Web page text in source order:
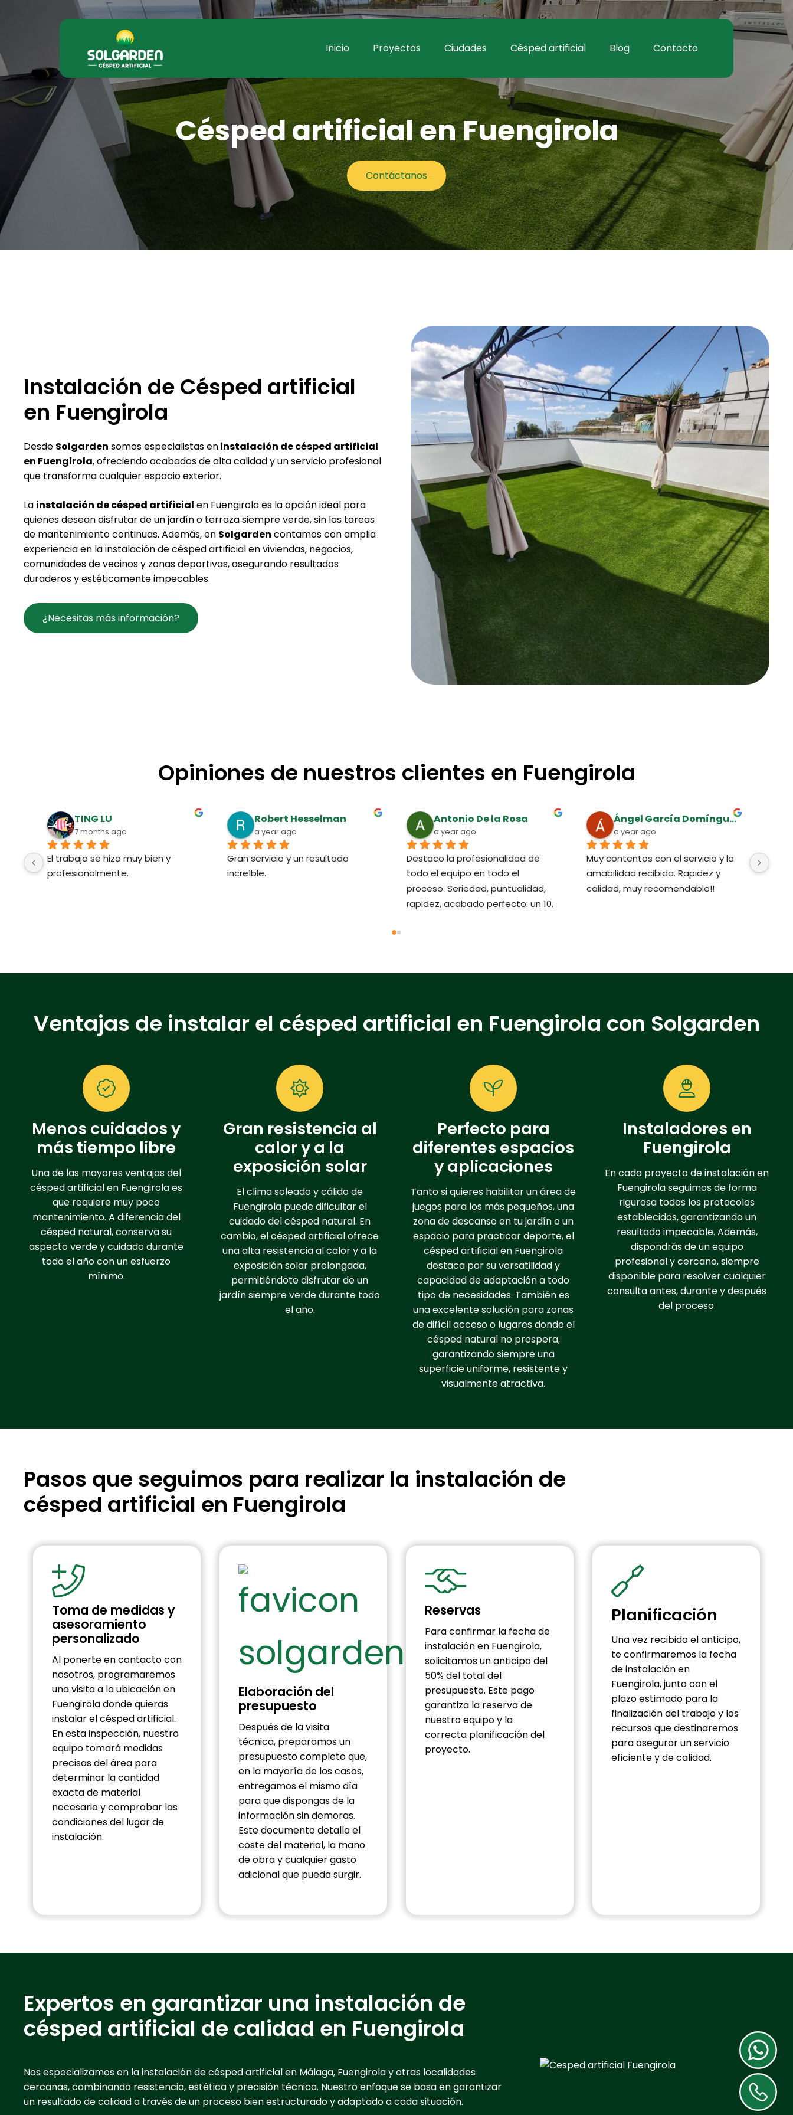
Inicio Proyectos Ciudades Césped artificial Blog Contacto
Césped artificial en Fuengirola
Contáctanos
Instalación de Césped artificial
en Fuengirola
Desde Solgarden somos especialistas eninstalación de césped artificial
en Fuengirola, ofreciendo acabados de alta calidad y un servicio profesional
que transforma cualquier espacio exterior.
La instalación de césped artificial en Fuengirola es la opción ideal para
quienes desean disfrutar de un jardín o terraza siempre verde, sin las tareas
de mantenimiento continuas. Además, en Solgarden contamos con amplia
experiencia en la instalación de césped artificial en viviendas, negocios,
comunidades de vecinos y zonas deportivas, asegurando resultados
duraderos y estéticamente impecables.
¿Necesitas más información?
Opiniones de nuestros clientes en Fuengirola
TING LU
7 months ago
El trabajo se hizo muy bien y
profesionalmente.
Robert Hesselman
a year ago
Gran servicio y un resultado
increíble.
Antonio De la Rosa
a year ago
Destaco la profesionalidad de
todo el equipo en todo el
proceso. Seriedad, puntualidad,
rapidez, acabado perfecto: un 10.
Ángel García Domínguez
a year ago
Muy contentos con el servicio y la
amabilidad recibida. Rapidez y
calidad, muy recomendable!!
Es
con
Ventajas de instalar el césped artificial en Fuengirola con Solgarden
Menos cuidados y
más tiempo libre
Una de las mayores ventajas del
césped artificial en Fuengirola es
que requiere muy poco
mantenimiento. A diferencia del
césped natural, conserva su
aspecto verde y cuidado durante
todo el año con un esfuerzo
mínimo.
Gran resistencia al
calor y a la
exposición solar
El clima soleado y cálido de
Fuengirola puede dificultar el
cuidado del césped natural. En
cambio, el césped artificial ofrece
una alta resistencia al calor y a la
exposición solar prolongada,
permitiéndote disfrutar de un
jardín siempre verde durante todo
el año.
Perfecto para
diferentes espacios
y aplicaciones
Tanto si quieres habilitar un área de
juegos para los más pequeños, una
zona de descanso en tu jardín o un
espacio para practicar deporte, el
césped artificial en Fuengirola
destaca por su versatilidad y
capacidad de adaptación a todo
tipo de necesidades. También es
una excelente solución para zonas
de difícil acceso o lugares donde el
césped natural no prospera,
garantizando siempre una
superficie uniforme, resistente y
visualmente atractiva.
Instaladores en
Fuengirola
En cada proyecto de instalación en
Fuengirola seguimos de forma
rigurosa todos los protocolos
establecidos, garantizando un
resultado impecable. Además,
dispondrás de un equipo
profesional y cercano, siempre
disponible para resolver cualquier
consulta antes, durante y después
del proceso.
Pasos que seguimos para realizar la instalación de
césped artificial en Fuengirola
Toma de medidas y
asesoramiento
personalizado
Al ponerte en contacto con
nosotros, programaremos
una visita a la ubicación en
Fuengirola donde quieras
instalar el césped artificial.
En esta inspección, nuestro
equipo tomará medidas
precisas del área para
determinar la cantidad
exacta de material
necesario y comprobar las
condiciones del lugar de
instalación.
Elaboración del
presupuesto
Después de la visita
técnica, preparamos un
presupuesto completo que,
en la mayoría de los casos,
entregamos el mismo día
para que dispongas de la
información sin demoras.
Este documento detalla el
coste del material, la mano
de obra y cualquier gasto
adicional que pueda surgir.
Reservas
Para confirmar la fecha de
instalación en Fuengirola,
solicitamos un anticipo del
50% del total del
presupuesto. Este pago
garantiza la reserva de
nuestro equipo y la
correcta planificación del
proyecto.
Planificación
Una vez recibido el anticipo,
te confirmaremos la fecha
de instalación en
Fuengirola, junto con el
plazo estimado para la
finalización del trabajo y los
recursos que destinaremos
para asegurar un servicio
eficiente y de calidad.
Expertos en garantizar una instalación de
césped artificial de calidad en Fuengirola
Nos especializamos en la instalación de césped artificial en Málaga, Fuengirola y otras localidades
cercanas, combinando resistencia, estética y precisión técnica. Nuestro enfoque se basa en garantizar
un resultado de calidad a través de un proceso bien estructurado y adaptado a cada situación.